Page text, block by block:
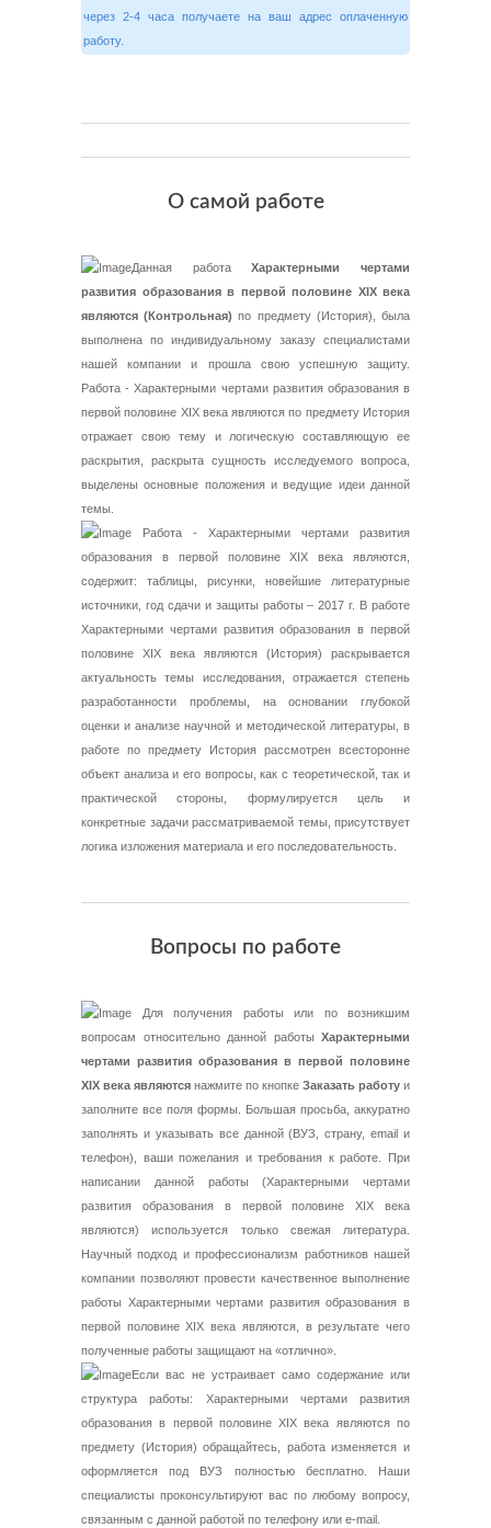
через 2-4 часа получаете на ваш адрес оплаченную
работу.
О самой работе
Данная работаХарактерными чертами
развития образования в первой половине XIX века
являются (Контрольная) по предмету (История), была
выполнена по индивидуальному заказу специалистами
нашей компании и прошла свою успешную защиту.
Работа - Характерными чертами развития образования в
первой половине XIX века являются по предмету История
отражает свою тему и логическую составляющую ее
раскрытия, раскрыта сущность исследуемого вопроса,
выделены основные положения и ведущие идеи данной
темы.
Работа - Характерными чертами развития
образования в первой половине XIX века являются,
содержит: таблицы, рисунки, новейшие литературные
источники, год сдачи и защиты работы – 2017 г. В работе
Характерными чертами развития образования в первой
половине XIX века являются (История) раскрывается
актуальность темы исследования, отражается степень
разработанности проблемы, на основании глубокой
оценки и анализе научной и методической литературы, в
работе по предмету История рассмотрен всесторонне
объект анализа и его вопросы, как с теоретической, так и
практической стороны, формулируется цель и
конкретные задачи рассматриваемой темы, присутствует
логика изложения материала и его последовательность.
Вопросы по работе
Для получения работы или по возникшим
вопросам относительно данной работы Характерными
чертами развития образования в первой половине
XIX века являются нажмите по кнопке Заказать работу и
заполните все поля формы. Большая просьба, аккуратно
заполнять и указывать все данной (ВУЗ, страну, email и
телефон), ваши пожелания и требования к работе. При
написании данной работы (Характерными чертами
развития образования в первой половине XIX века
являются) используется только свежая литература.
Научный подход и профессионализм работников нашей
компании позволяют провести качественное выполнение
работы Характерными чертами развития образования в
первой половине XIX века являются, в результате чего
полученные работы защищают на «отлично».
Если вас не устраивает само содержание или
структура работы: Характерными чертами развития
образования в первой половине XIX века являются по
предмету (История) обращайтесь, работа изменяется и
оформляется под ВУЗ полностью бесплатно. Наши
специалисты проконсультируют вас по любому вопросу,
связанным с данной работой по телефону или e-mail.